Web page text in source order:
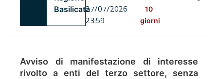
Basilicata27/07/2026
23:59
10
giorni
Avviso di manifestazione di interesse
rivolto a enti del terzo settore, senza